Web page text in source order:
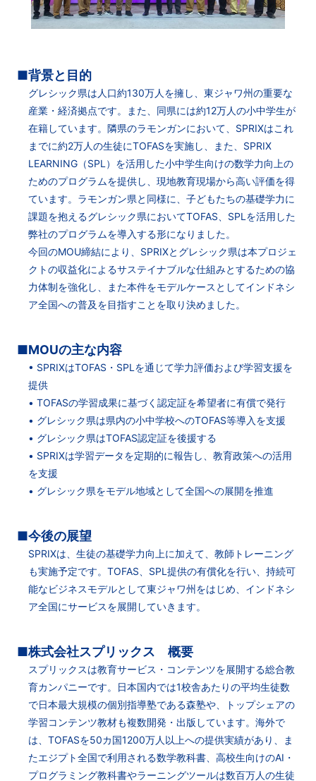
■背景と目的
グレシック県は人口約130万人を擁し、東ジャワ州の重要な
産業・経済拠点です。また、同県には約12万人の小中学生が
在籍しています。隣県のラモンガンにおいて、SPRIXはこれ
までに約2万人の生徒にTOFASを実施し、また、SPRIX
LEARNING（SPL）を活用した小中学生向けの数学力向上の
ためのプログラムを提供し、現地教育現場から高い評価を得
ています。ラモンガン県と同様に、子どもたちの基礎学力に
課題を抱えるグレシック県においてTOFAS、SPLを活用した
弊社のプログラムを導入する形になりました。
今回のMOU締結により、SPRIXとグレシック県は本プロジェ
クトの収益化によるサステイナブルな仕組みとするための協
力体制を強化し、また本件をモデルケースとしてインドネシ
ア全国への普及を目指すことを取り決めました。
■MOUの主な内容
• SPRIXはTOFAS・SPLを通じて学力評価および学習支援を
提供
• TOFASの学習成果に基づく認定証を希望者に有償で発行
• グレシック県は県内の小中学校へのTOFAS等導入を支援
• グレシック県はTOFAS認定証を後援する
• SPRIXは学習データを定期的に報告し、教育政策への活用
を支援
• グレシック県をモデル地域として全国への展開を推進
■今後の展望
SPRIXは、生徒の基礎学力向上に加えて、教師トレーニング
も実施予定です。TOFAS、SPL提供の有償化を行い、持続可
能なビジネスモデルとして東ジャワ州をはじめ、インドネシ
ア全国にサービスを展開していきます。
■株式会社スプリックス 概要
スプリックスは教育サービス・コンテンツを展開する総合教
育カンパニーです。日本国内では1校舎あたりの平均生徒数
で日本最大規模の個別指導塾である森塾や、トップシェアの
学習コンテンツ教材も複数開発・出版しています。海外で
は、TOFASを50カ国1200万人以上への提供実績があり、ま
たエジプト全国で利用される数学教科書、高校生向けのAI・
プログラミング教科書やラーニングツールは数百万人の生徒